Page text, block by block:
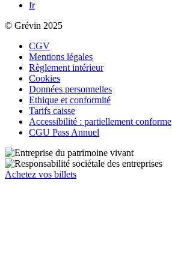
fr
© Grévin 2025
CGV
Mentions légales
Règlement intérieur
Cookies
Données personnelles
Ethique et conformité
Tarifs caisse
Accessibilité : partiellement conforme
CGU Pass Annuel
Achetez vos billets